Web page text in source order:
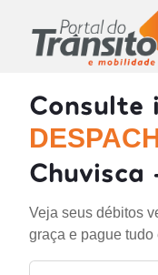
Consulte
Chuvisca
Veja seus débitos
graça e pague tudo